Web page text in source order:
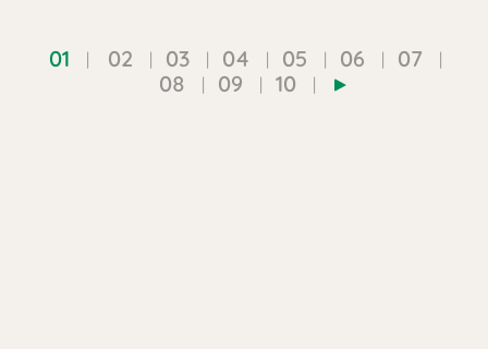
01 02 03 04 05 06
07
08
09 10